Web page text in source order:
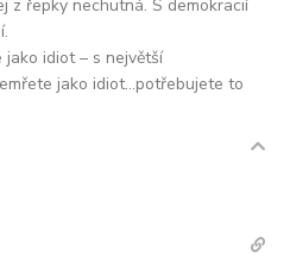
z řepky nechutná. S demokracií
idiot – s největší
jako idiot…potřebujete to